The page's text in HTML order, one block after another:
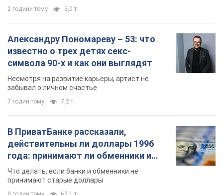
2 години тому 5,0 т.
Александру Пономареву – 53: что
известно о трех детях секс-
символа 90-х и как они выглядят
Несмотря на развитие карьеры, артист не
забывал о личном счастье
7 годин тому 7,2 т.
В ПриватБанке рассказали,
действительны ли доллары 1996
года: принимают ли обменники и
банки такие купюры
Что делать, если банки и обменники не
принимают старые доллары